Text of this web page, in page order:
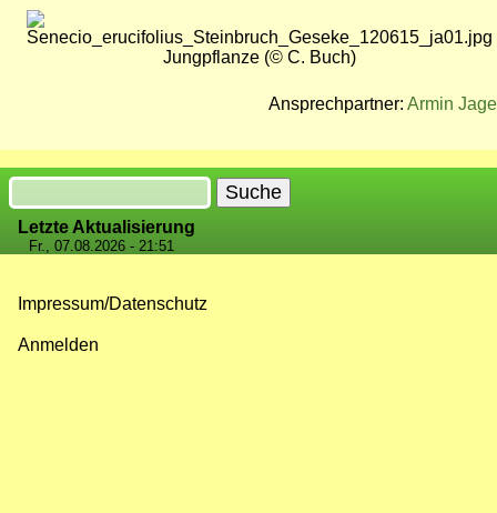
Bild
Jungpflanze (© C. Buch)
Ansprechpartner: Armin
Suche
Letzte Aktualisierung
Fr., 07.08.2026 - 21:51
Impressum/Datenschutz
Anmelden